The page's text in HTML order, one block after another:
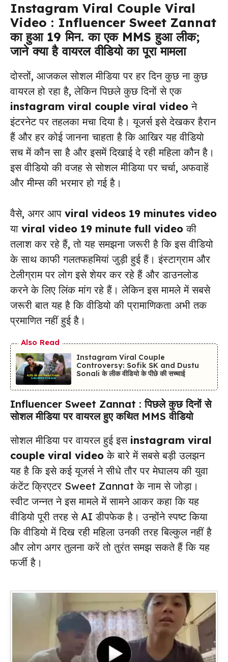
Instagram Viral Couple Viral
Video : Influencer Sweet Zannat
का हुआ 19 मिन. का एक MMS हुआ लीक;
जाने क्या है वायरल वीडियो का पूरा मामला
दोस्तों, आजकल सोशल मीडिया पर हर दिन कुछ ना कुछ
वायरल हो रहा है, लेकिन पिछले कुछ दिनों से एक
instagram viral couple viral video ने
इंटरनेट पर तहलका मचा दिया है। यूजर्स इसे देखकर हैरान
हैं और हर कोई जानना चाहता है कि आखिर यह वीडियो
सच में कौन सा है और इसमें दिखाई दे रही महिला कौन है।
इस वीडियो की वजह से सोशल मीडिया पर चर्चा, अफवाहें
और मीम्स की भरमार हो गई है।
वैसे, अगर आप viral videos 19 minutes video
या viral video 19 minute full video की
तलाश कर रहे हैं, तो यह समझना जरूरी है कि इस वीडियो
के साथ काफी गलतफहमियां जुड़ी हुई हैं। इंस्टाग्राम और
टेलीग्राम पर लोग इसे शेयर कर रहे हैं और डाउनलोड
करने के लिए लिंक मांग रहे हैं। लेकिन इस मामले में सबसे
जरूरी बात यह है कि वीडियो की प्रामाणिकता अभी तक
प्रमाणित नहीं हुई है।
Also Read
Instagram Viral Couple
Controversy: Sofik SK and Dustu
Sonali के लीक वीडियो के पीछे की सच्चाई
Influencer Sweet Zannat : पिछले कुछ दिनों से
सोशल मीडिया पर वायरल हुए कथित MMS वीडियो
सोशल मीडिया पर वायरल हुई इस instagram viral
couple viral video के बारे में सबसे बड़ी उलझन
यह है कि इसे कई यूजर्स ने सीधे तौर पर मेघालय की युवा
कंटेंट क्रिएटर Sweet Zannat के नाम से जोड़ा।
स्वीट जन्नत ने इस मामले में सामने आकर कहा कि यह
वीडियो पूरी तरह से AI डीपफेक है। उन्होंने स्पष्ट किया
कि वीडियो में दिख रही महिला उनकी तरह बिल्कुल नहीं है
और लोग अगर तुलना करें तो तुरंत समझ सकते हैं कि यह
फर्जी है।